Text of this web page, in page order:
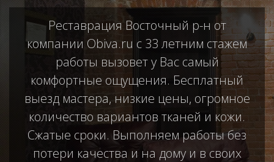
Реставрация Восточный р-н от
компании Obiva.ru с 33 летним стажем
работы вызовет у Вас самый
комфортные ощущения. Бесплатный
выезд мастера, низкие цены, огромное
количество вариантов тканей и кожи.
Сжатые сроки. Выполняем работы без
потери качества и на дому и в своих